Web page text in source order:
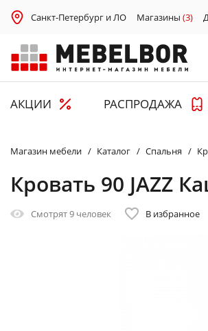
Санкт-Петербург и ЛО Магазины (3)
АКЦИИ РАСПРОДАЖА
Магазин мебели Каталог Спальня
Кровать 90 JAZZ
Смотрят9 человек В избранное